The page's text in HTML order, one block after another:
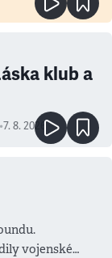
klub a
•7. 8. 2026
vojenské